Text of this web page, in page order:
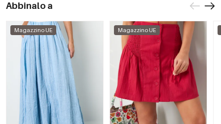
Abbinalo a
Magazzino UE Magazzino UE